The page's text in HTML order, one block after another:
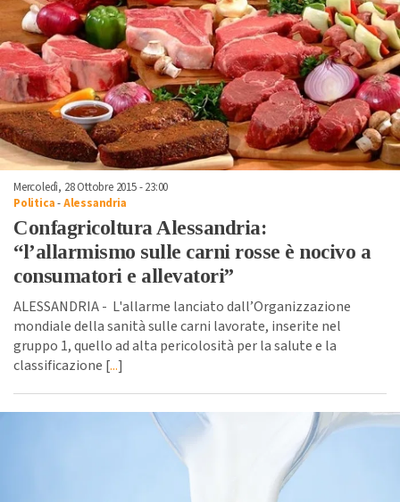
Mercoledì, 28 Ottobre 2015 - 23:00
Politica-Alessandria
Confagricoltura Alessandria:
“l’allarmismo sulle carni rosse è nocivo a
consumatori e allevatori”
ALESSANDRIA - L'allarme lanciato dall’Organizzazione
mondiale della sanità sulle carni lavorate, inserite nel
gruppo 1, quello ad alta pericolosità per la salute e la
classificazione [...]